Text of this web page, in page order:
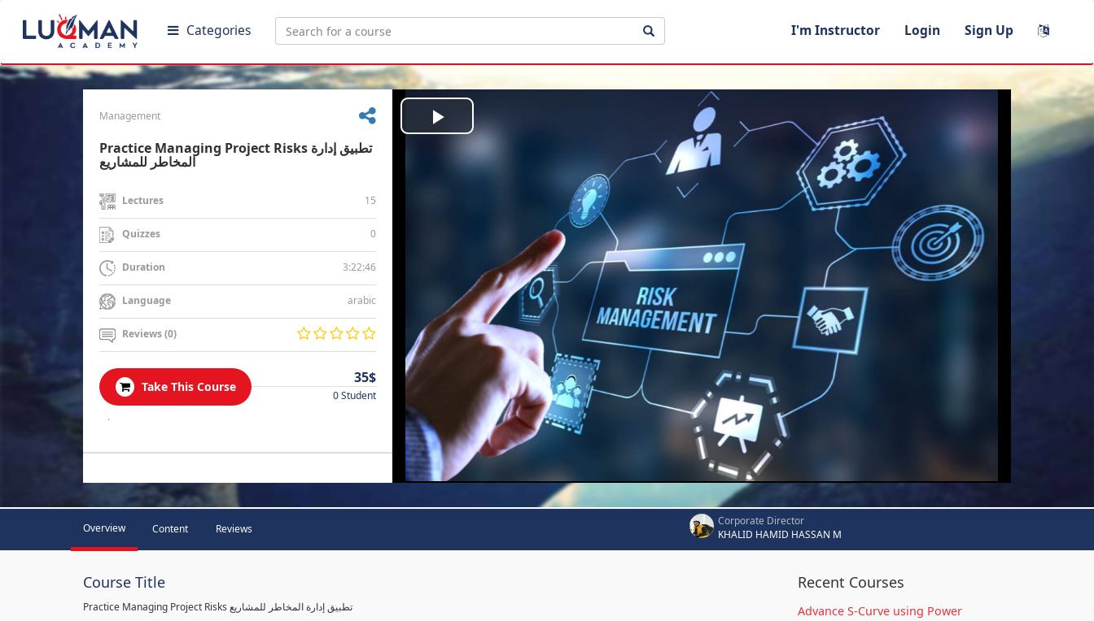
Categories I'm Instructor Login Sign Up
Management
Practice Managing Project Risks تطبيق إدارة
المخاطر للمشاريع
Lectures 15
Quizzes 0
Duration 3:22:46
Language arabic
Reviews (0)
Take This Course
35$
0 Student
.
Play
Video
Overview Content Reviews
Corporate Director
KHALID HAMID HASSAN M
Course Title
Practice Managing Project Risks تطبيق إدارة المخاطر للمشاريع
Recent Courses
Advance S-Curve using Power